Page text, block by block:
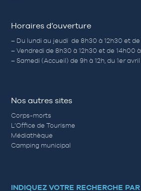
Horaires d’ouverture
– Du lundi au jeudi de 8h30 à 12h30 et de
– Vendredi de 8h30 à 12h30 et de 14h00
– Samedi (Accueil) de 9h à 12h, du 1er
Nos autres sites
Corps-morts
L’Office de Tourisme
Médiathèque
Camping municipal
INDIQUEZ VOTRE RECHERCHE